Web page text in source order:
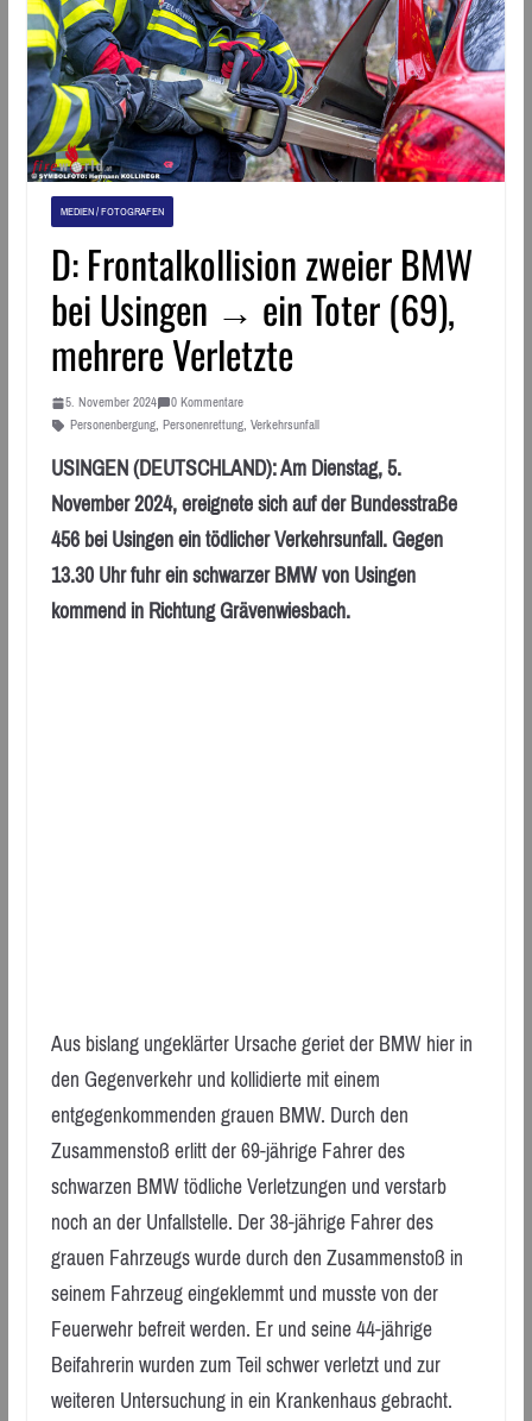
MEDIEN / FOTOGRAFEN
D: Frontalkollision zweier BMW
bei Usingen → ein Toter (69),
mehrere Verletzte
5. November 2024
0 Kommentare
Personenbergung, Personenrettung, Verkehrsunfall
USINGEN (DEUTSCHLAND): Am Dienstag, 5.
November 2024, ereignete sich auf der Bundesstraße
456 bei Usingen ein tödlicher Verkehrsunfall. Gegen
13.30 Uhr fuhr ein schwarzer BMW von Usingen
kommend in Richtung Grävenwiesbach.
Aus bislang ungeklärter Ursache geriet der BMW hier in
den Gegenverkehr und kollidierte mit einem
entgegenkommenden grauen BMW. Durch den
Zusammenstoß erlitt der 69-jährige Fahrer des
schwarzen BMW tödliche Verletzungen und verstarb
noch an der Unfallstelle. Der 38-jährige Fahrer des
grauen Fahrzeugs wurde durch den Zusammenstoß in
seinem Fahrzeug eingeklemmt und musste von der
Feuerwehr befreit werden. Er und seine 44-jährige
Beifahrerin wurden zum Teil schwer verletzt und zur
weiteren Untersuchung in ein Krankenhaus gebracht.